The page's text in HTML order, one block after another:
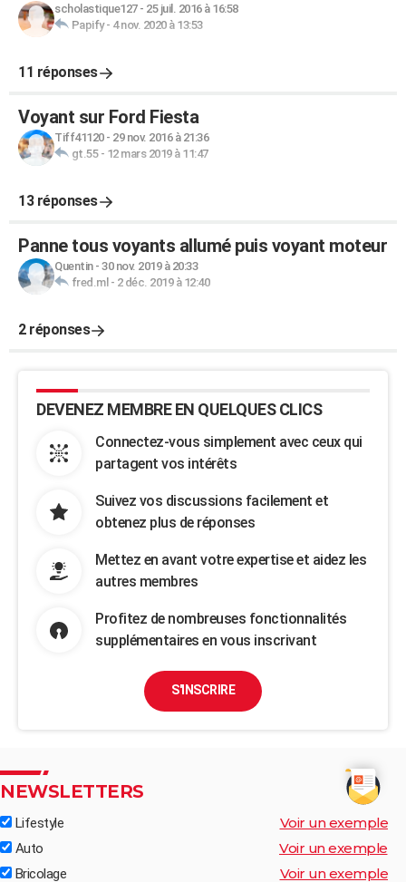
scholastique127- 25 juil. 2016 à 16:58
Papify- 4 nov. 2020 à 13:53
11 réponses
Voyant sur Ford Fiesta
Tiff41120- 29 nov. 2016 à 21:36
gt.55- 12 mars 2019 à 11:47
13 réponses
Panne tous voyants allumé puis voyant moteur
Quentin- 30 nov. 2019 à 20:33
fred.ml - 2 déc. 2019 à 12:40
2 réponses
DEVENEZ MEMBRE EN QUELQUES CLICS
Connectez-vous simplement avec ceux qui
partagent vos intérêts
Suivez vos discussions facilement et
obtenez plus de réponses
Mettez en avant votre expertise et aidez les
autres membres
Profitez de nombreuses fonctionnalités
supplémentaires en vous inscrivant
S'INSCRIRE
NEWSLETTERS
Lifestyle Voir un exemple
Auto Voir un exemple
Bricolage Voir un exemple